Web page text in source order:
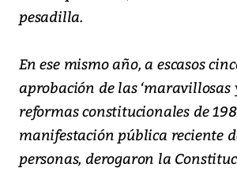
pesadilla.
En ese mismo año, a escasos
aprobación de las ‘maravillosas
reformas constitucionales de
manifestación pública reciente
personas, derogaron la